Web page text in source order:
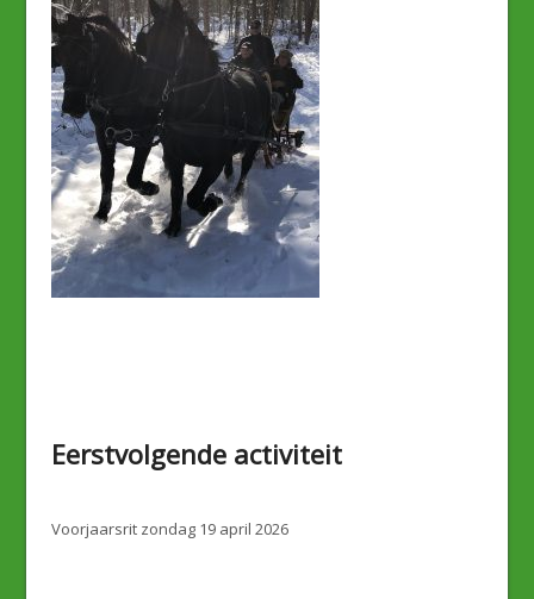
Eerstvolgende activiteit
Voorjaarsrit zondag 19 april 2026